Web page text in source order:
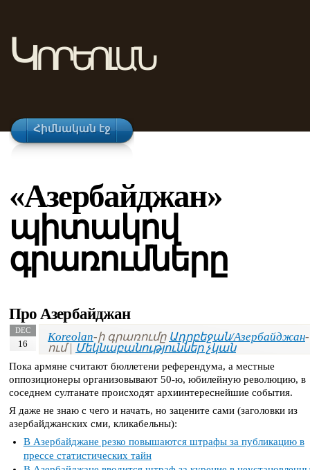
Կորեոլան
Հիմնական էջ
«Азербайджан»
պիտակով
գրառումները
Про Азербайджан
DEC
16
Koreolan-ի գրառումը Ադրբեջան/Азербайджан-
ում | Մեկնաբանություններ չկան
Пока армяне считают бюллетени референдума, а местные
оппозиционеры организовывают 50-ю, юбилейную революцию, в
соседнем султанате происходят архиинтереснейшие события.
Я даже не знаю с чего и начать, но зацените сами (заголовки из
азербайджанских сми, кликабельны):
В Азербайджане резко повышаются штрафы за публикацию в
прессе статистических тайн